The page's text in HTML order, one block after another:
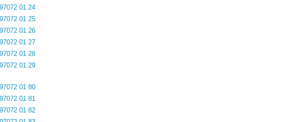
01 24
01 25
01 26
01 27
01 28
01 29
01 80
01 81
01 82